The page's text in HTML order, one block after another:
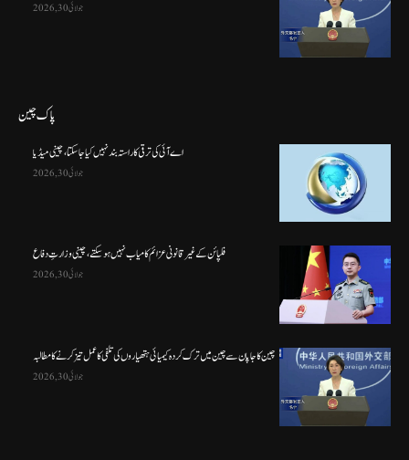
جولائی 30, 2026
پاک چین
اے آئی کی ترقی کا راستہ بند نہیں کیا جا سکتا، چینی میڈیا
جولائی 30, 2026
فلپائن کے غیر قانونی عزائم کامیاب نہیں ہو سکتے ، چینی وزارتِ دفاع
جولائی 30, 2026
چین کا جاپان سے چین میں ترک کردہ کیمیائی ہتھیاروں کی تلفی کا عمل تیز کرنے کا مطالبہ
جولائی 30, 2026